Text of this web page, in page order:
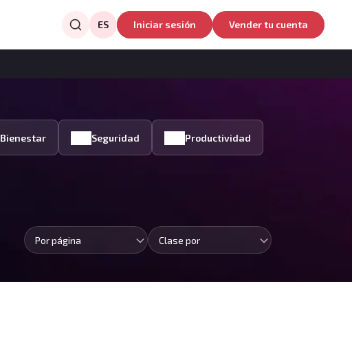
ES Iniciar sesión Vender tu cuenta
Bienestar Seguridad Productividad
Por página Clase por